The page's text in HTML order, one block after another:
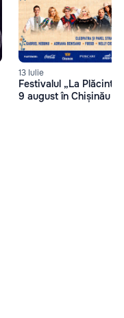
13 Iulie
Festivalul „La
9 august în Chișinău